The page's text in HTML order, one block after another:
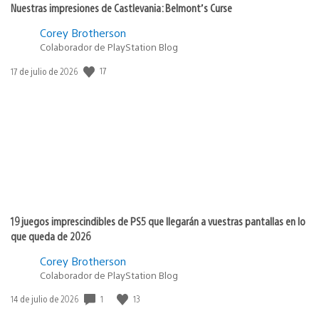
Nuestras impresiones de Castlevania: Belmont’s Curse
Corey Brotherson
Colaborador de PlayStation Blog
Fecha
17 de julio de 2026 17
19 juegos imprescindibles de PS5 que llegarán a vuestras pantallas en lo
que queda de 2026
Corey Brotherson
Colaborador de PlayStation Blog
Fecha
14 de julio de 2026 1 13